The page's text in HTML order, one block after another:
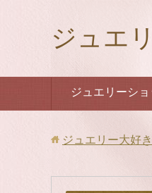
ジュエ
ジュエリーシ
ジュエリー大好き